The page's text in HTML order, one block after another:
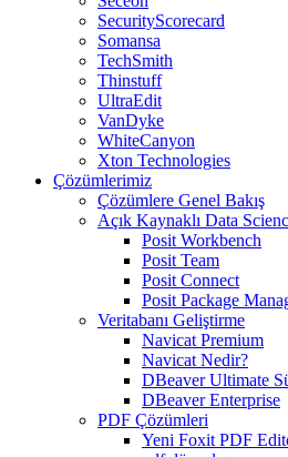
SecurityScorecard
Somansa
TechSmith
Thinstuff
UltraEdit
VanDyke
WhiteCanyon
Xton Technologies
Çözümlerimiz
Çözümlere Genel Bakış
Açık Kaynaklı Data
Posit Workbench
Posit Team
Posit Connect
Posit Package
Veritabanı Geliştirme
Navicat Premium
Navicat Nedir?
DBeaver Ultimate
DBeaver Enterprise
PDF Çözümleri
Yeni Foxit PDF